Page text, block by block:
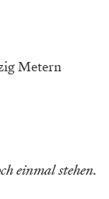
Metern
einmal stehen.